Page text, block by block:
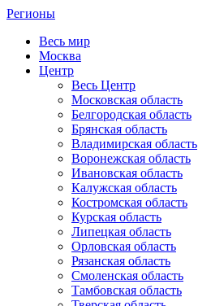
Регионы
Весь мир
Москва
Центр
Весь Центр
Московская область
Белгородская область
Брянская область
Владимирская область
Воронежская область
Ивановская область
Калужская область
Костромская область
Курская область
Липецкая область
Орловская область
Рязанская область
Смоленская область
Тамбовская область